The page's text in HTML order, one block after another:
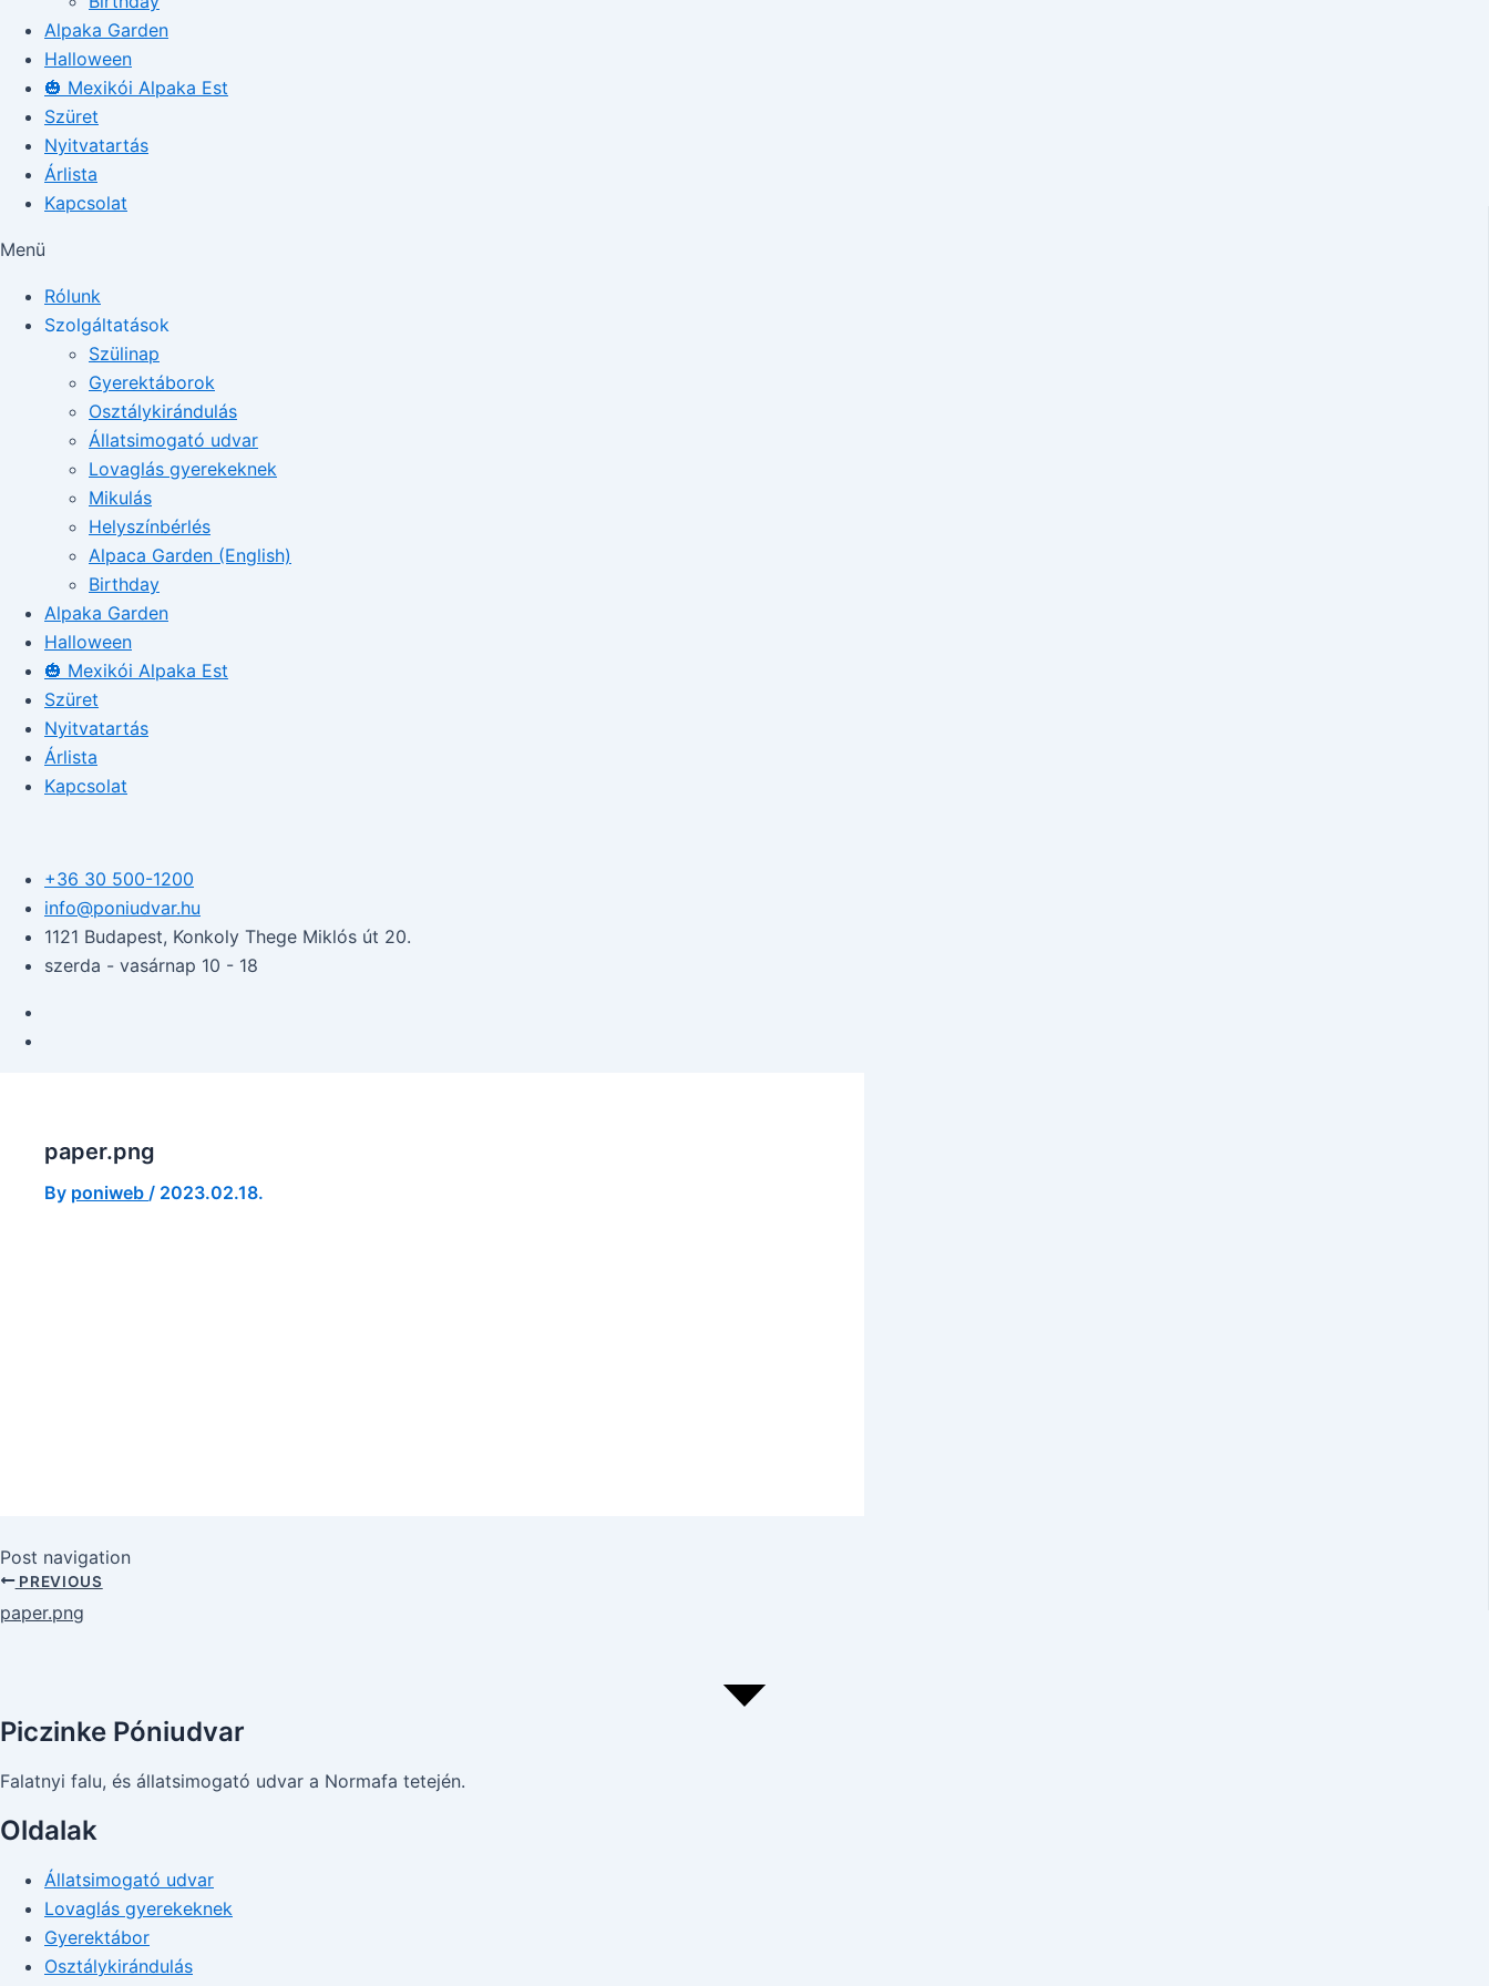
Alpaka Garden
Halloween
🎃 Mexikói Alpaka Est
Szüret
Nyitvatartás
Árlista
Kapcsolat
Menü
Rólunk
Szolgáltatások
Szülinap
Gyerektáborok
Osztálykirándulás
Állatsimogató udvar
Lovaglás gyerekeknek
Mikulás
Helyszínbérlés
Alpaca Garden (English)
Birthday
Alpaka Garden
Halloween
🎃 Mexikói Alpaka Est
Szüret
Nyitvatartás
Árlista
Kapcsolat
+36 30 500-1200​
info@poniudvar.hu
1121 Budapest, Konkoly Thege Miklós út 20.
szerda - vasárnap 10 - 18
paper.png
By poniweb / 2023.02.18.
Post navigation
PREVIOUS
paper.png
Piczinke Póniudvar
Falatnyi falu, és állatsimogató udvar a Normafa tetején.
Oldalak
Állatsimogató udvar
Lovaglás gyerekeknek
Gyerektábor
Osztálykirándulás